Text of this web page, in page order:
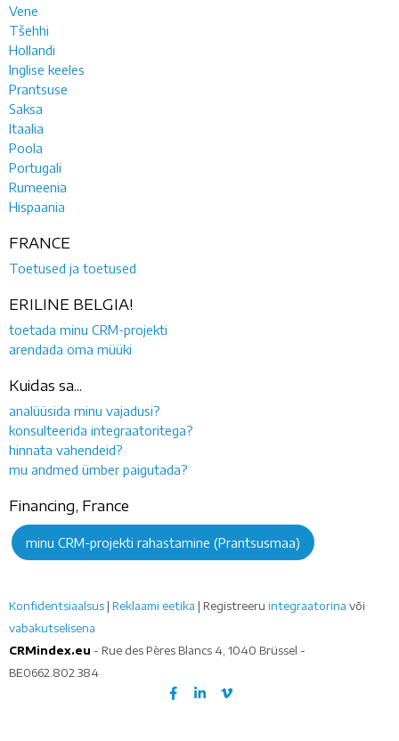
Vene
Tšehhi
Hollandi
Inglise keeles
Prantsuse
Saksa
Itaalia
Poola
Portugali
Rumeenia
Hispaania
FRANCE
Toetused ja toetused
ERILINE BELGIA!
toetada minu CRM-projekti
arendada oma müüki
Kuidas sa...
analüüsida minu vajadusi?
konsulteerida integraatoritega?
hinnata vahendeid?
mu andmed ümber paigutada?
Financing, France
minu CRM-projekti rahastamine (Prantsusmaa)
Konfidentsiaalsus | Reklaami eetika | Registreeru integraatorina või
vabakutselisena
CRMindex.eu - Rue des Pères Blancs 4, 1040 Brüssel -
BE0662.802.384